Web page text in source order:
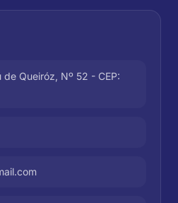
de Queiróz, Nº 52 - CEP: